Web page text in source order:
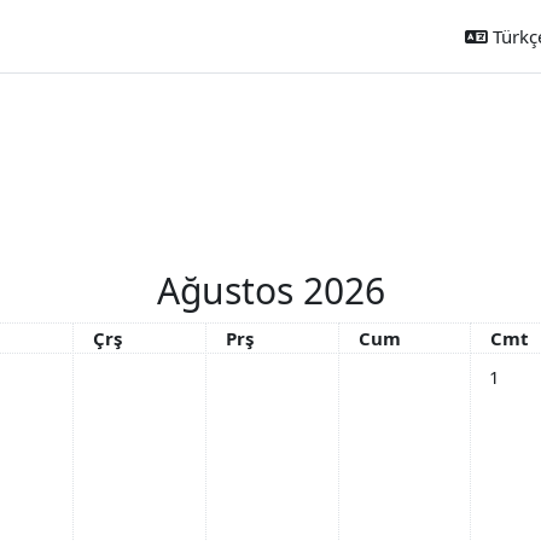
Ağustos 2026
Çarşamba
Çrş Perşembe
Prş Cuma
Cum Cmt
1